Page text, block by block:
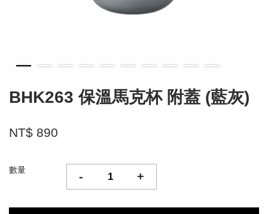
BHK263 保溫馬克杯 附蓋 (藍灰)
NT$ 890
數量 - +